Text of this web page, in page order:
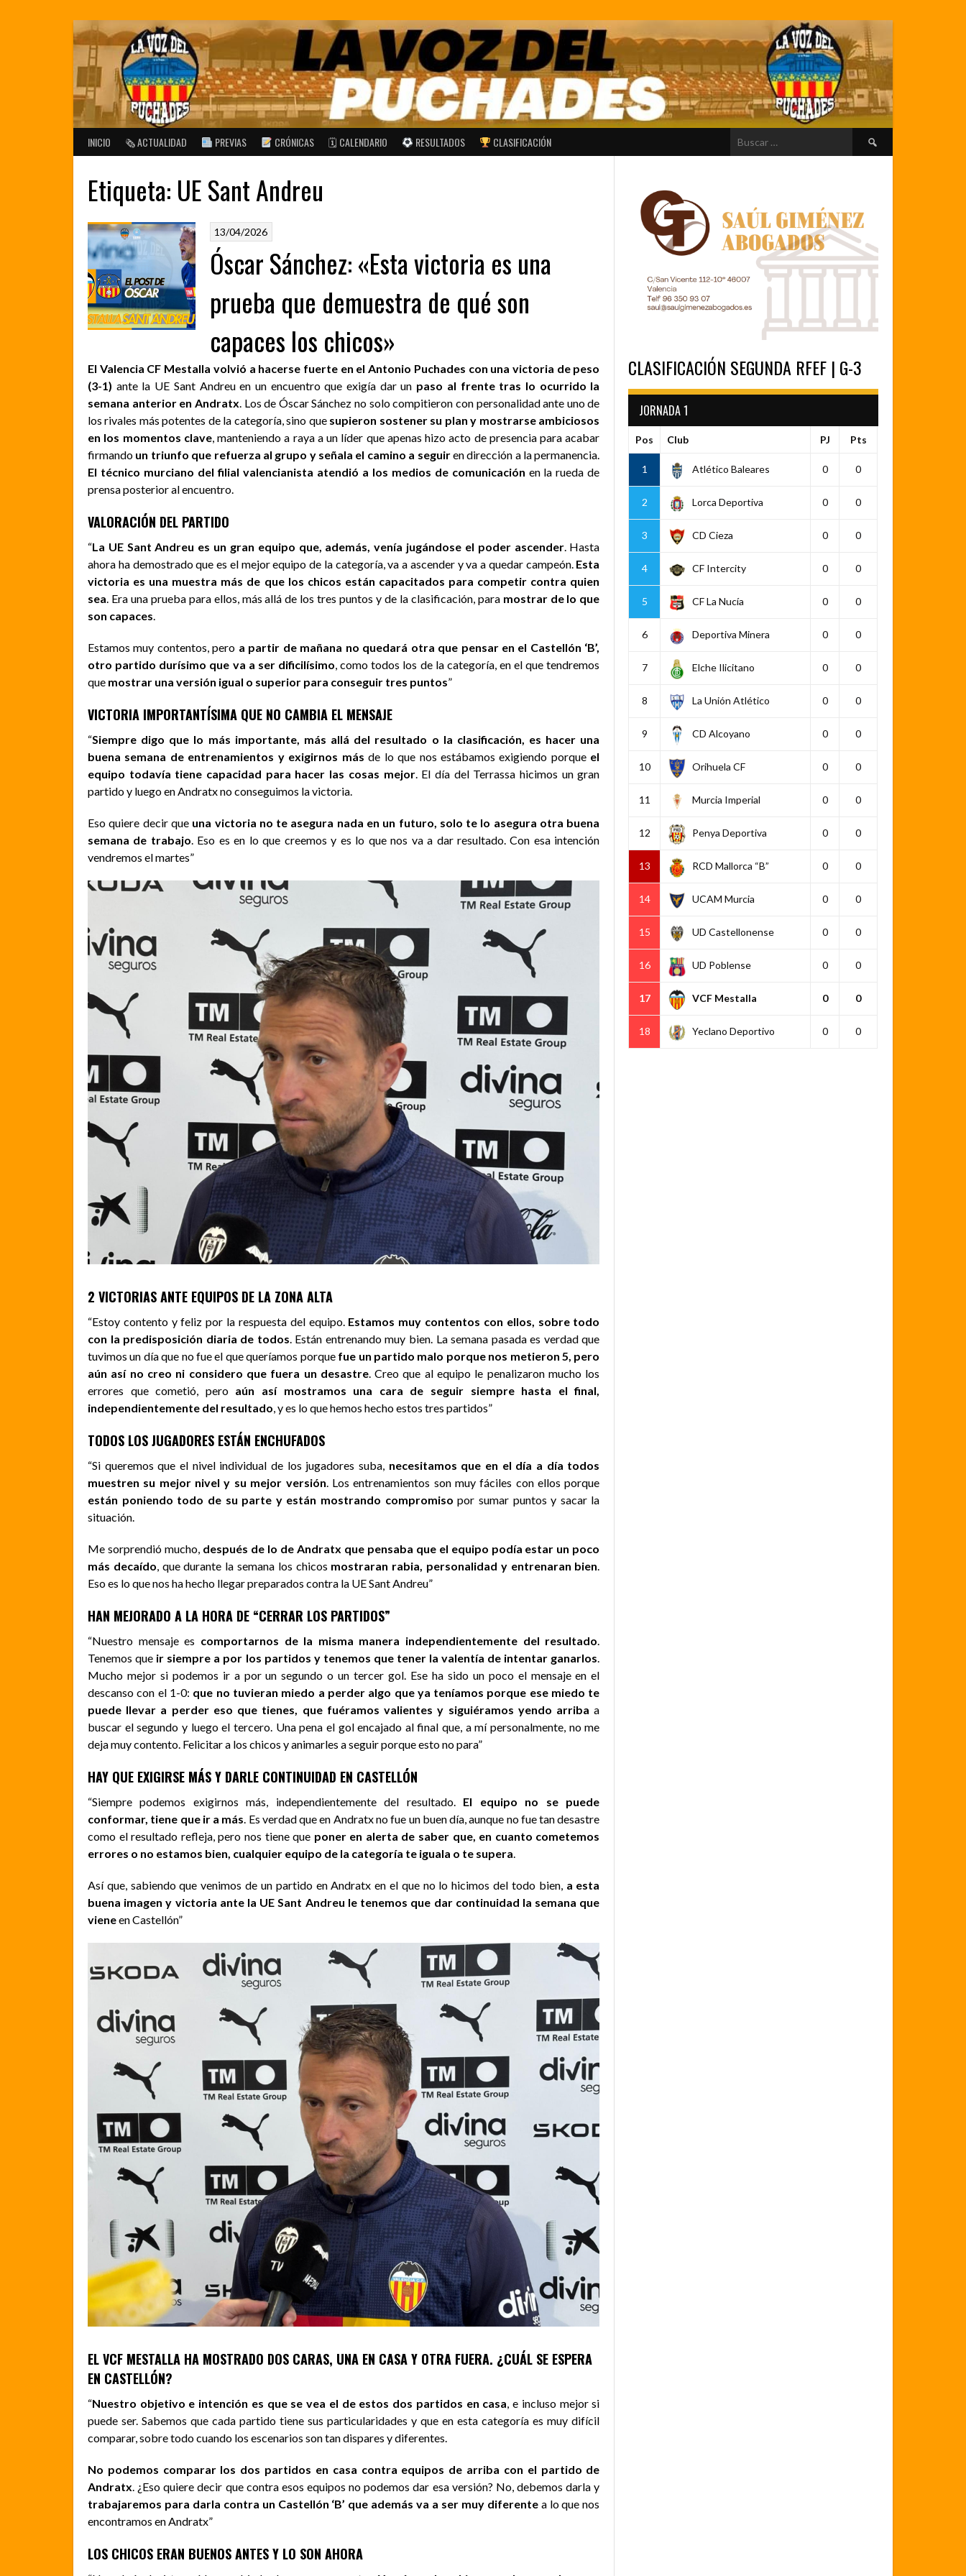
INICIO 🗞 ACTUALIDAD PREVIAS CRÓNICAS 🗓 CALENDARIO RESULTADOS CLASIFICACIÓN Buscar:
Etiqueta: UE Sant Andreu
13/04/2026
Óscar Sánchez: «Esta victoria es una
prueba que demuestra de qué son
capaces los chicos»
El Valencia CF Mestalla volvió a hacerse fuerte en el Antonio Puchades con una victoria de peso
(3-1) ante la UE Sant Andreu en un encuentro que exigía dar un paso al frente tras lo ocurrido la
semana anterior en Andratx . Los de Óscar Sánchez no solo compitieron con personalidad ante uno de
los rivales más potentes de la categoría, sino que supieron sostener su plan y mostrarse ambiciosos
en los momentos clave, manteniendo a raya a un líder que apenas hizo acto de presencia para acabar
firmando un triunfo que refuerza al grupo y señala el camino a seguiren dirección a la permanencia.
El técnico murciano del filial valencianista atendió a los medios de comunicación en la rueda de
prensa posterior al encuentro.
VALORACIÓN DEL PARTIDO
“La UE Sant Andreu es un gran equipo que, además, venía jugándose el poder ascender. Hasta
ahora ha demostrado que es el mejor equipo de la categoría, va a ascender y va a quedar campeón. Esta
victoria es una muestra más de que los chicos están capacitados para competir contra quien
sea . Era una prueba para ellos, más allá de los tres puntos y de la clasificación, para mostrar de lo que
son capaces
Estamos muy contentos, pero a partir de mañana no quedará otra que pensar en el Castellón ‘B’,
otro partido durísimo que va a ser dificilísimo , como todos los de la categoría, en el que tendremos
que mostrar una versión igual o superior para conseguir tres puntos”
VICTORIA IMPORTANTÍSIMA QUE NO CAMBIA EL MENSAJE
“Siempre digo que lo más importante, más allá del resultado o la clasificación, es hacer una
buena semana de entrenamientos y exigirnos más de lo que nos estábamos exigiendo porqueel
equipo todavía tiene capacidad para hacer las cosas mejor. El día del Terrassa hicimos un gran
partido y luego en Andratx no conseguimos la victoria.
Eso quiere decir que una victoria no te asegura nada en un futuro, solo te lo asegura otra buena
semana de trabajo . Eso es en lo que creemos y es lo que nos va a dar resultado. Con esa intención
vendremos el martes”
2 VICTORIAS ANTE EQUIPOS DE LA ZONA ALTA
“Estoy contento y feliz por la respuesta del equipo. Estamos muy contentos con ellos, sobre todo
con la predisposición diaria de todos . Están entrenando muy bien. La semana pasada es verdad que
tuvimos un día que no fue el que queríamos porque fue un partido malo porque nos metieron 5, pero
aún así no creo ni considero que fuera un desastre. Creo que al equipo le penalizaron mucho los
errores que cometió, pero aún así mostramos una cara de seguir siempre hasta el final,
independientemente del resultado , y es lo que hemos hecho estos tres partidos”
TODOS LOS JUGADORES ESTÁN ENCHUFADOS
“Si queremos que el nivel individual de los jugadores suba, necesitamos que en el día a día todos
muestren su mejor nivel y su mejor versión . Los entrenamientos son muy fáciles con ellos porque
están poniendo todo de su parte y están mostrando compromisopor sumar puntos y sacar la
situación.
Me sorprendió mucho, después de lo de Andratx que pensaba que el equipo podía estar un poco
más decaído , que durante la semana los chicos mostraran rabia, personalidad y entrenaran bien
Eso es lo que nos ha hecho llegar preparados contra la UE Sant Andreu”
HAN MEJORADO A LA HORA DE “CERRAR LOS PARTIDOS”
“Nuestro mensaje es comportarnos de la misma manera independientemente del resultado
Tenemos que ir siempre a por los partidos y tenemos que tener la valentía de intentar ganarlos
Mucho mejor si podemos ir a por un segundo o un tercer gol. Ese ha sido un poco el mensaje en el
descanso con el 1-0: que no tuvieran miedo a perder algo que ya teníamos porque ese miedo te
puede llevar a perder eso que tienes, que fuéramos valientes y siguiéramos yendo arribaa
buscar el segundo y luego el tercero. Una pena el gol encajado al final que, a mí personalmente, no me
deja muy contento. Felicitar a los chicos y animarles a seguir porque esto no para”
HAY QUE EXIGIRSE MÁS Y DARLE CONTINUIDAD EN CASTELLÓN
“Siempre podemos exigirnos más, independientemente del resultado. El equipo no se puede
conformar, tiene que ir a más . Es verdad que en Andratx no fue un buen día, aunque no fue tan desastre
como el resultado refleja, pero nos tiene que poner en alerta de saber que, en cuanto cometemos
errores o no estamos bien, cualquier equipo de la categoría te iguala o te supera
Así que, sabiendo que venimos de un partido en Andratx en el que no lo hicimos del todo bien, a esta
buena imagen y victoria ante la UE Sant Andreu le tenemos que dar continuidad la semana que
vieneen Castellón”
EL VCF MESTALLA HA MOSTRADO DOS CARAS, UNA EN CASA Y OTRA FUERA. ¿CUÁL SE ESPERA
EN CASTELLÓN?
“Nuestro objetivo e intención es que se vea el de estos dos partidos en casa, e incluso mejor si
puede ser. Sabemos que cada partido tiene sus particularidades y que en esta categoría es muy difícil
comparar, sobre todo cuando los escenarios son tan dispares y diferentes.
No podemos comparar los dos partidos en casa contra equipos de arriba con el partido de
Andratx. ¿Eso quiere decir que contra esos equipos no podemos dar esa versión? No, debemos darla y
trabajaremos para darla contra un Castellón ‘B’ que además va a ser muy diferentea lo que nos
encontramos en Andratx”
LOS CHICOS ERAN BUENOS ANTES Y LO SON AHORA
CLASIFICACIÓN SEGUNDA RFEF | G-3
JORNADA 1
Pos Club PJ Pts
1 Atlético Baleares 0 0
2 Lorca Deportiva 0 0
3 CD Cieza 0 0
4 CF Intercity 0 0
5 CF La Nucía 0 0
6 Deportiva Minera 0 0
7 Elche Ilicitano 0 0
8 La Unión Atlético 0 0
9 CD Alcoyano 0 0
10 Orihuela CF 0 0
11 Murcia Imperial 0 0
12 Penya Deportiva 0 0
13 RCD Mallorca “B” 0 0
14 UCAM Murcia 0 0
15 UD Castellonense 0 0
16 UD Poblense 0 0
17 VCF Mestalla 0 0
18 Yeclano Deportivo 0 0